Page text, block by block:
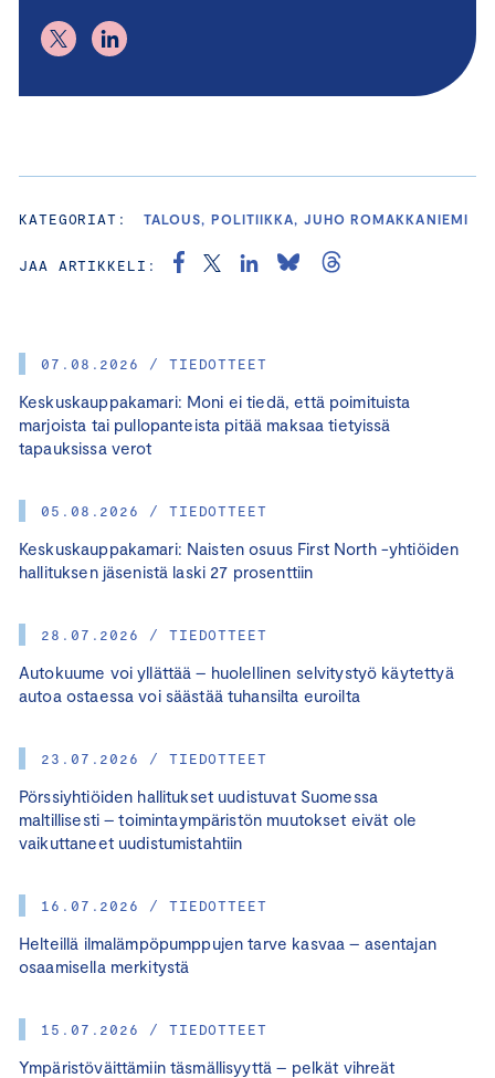
07.08.2026 / TIEDOTTEET
Keskuskauppakamari: Moni ei tiedä, että poimituista
marjoista tai pullopanteista pitää maksaa tietyissä
tapauksissa verot
05.08.2026 / TIEDOTTEET
Keskuskauppakamari: Naisten osuus First North -yhtiöiden
hallituksen jäsenistä laski 27 prosenttiin
28.07.2026 / TIEDOTTEET
Autokuume voi yllättää – huolellinen selvitystyö käytettyä
autoa ostaessa voi säästää tuhansilta euroilta
23.07.2026 / TIEDOTTEET
Pörssiyhtiöiden hallitukset uudistuvat Suomessa
maltillisesti – toimintaympäristön muutokset eivät ole
vaikuttaneet uudistumistahtiin
16.07.2026 / TIEDOTTEET
Helteillä ilmalämpöpumppujen tarve kasvaa – asentajan
osaamisella merkitystä
15.07.2026 / TIEDOTTEET
Ympäristöväittämiin täsmällisyyttä – pelkät vihreät
KATEGORIAT: TALOUS, POLITIIKKA, JUHO ROMAKKANIEMI
JAA ARTIKKELI: